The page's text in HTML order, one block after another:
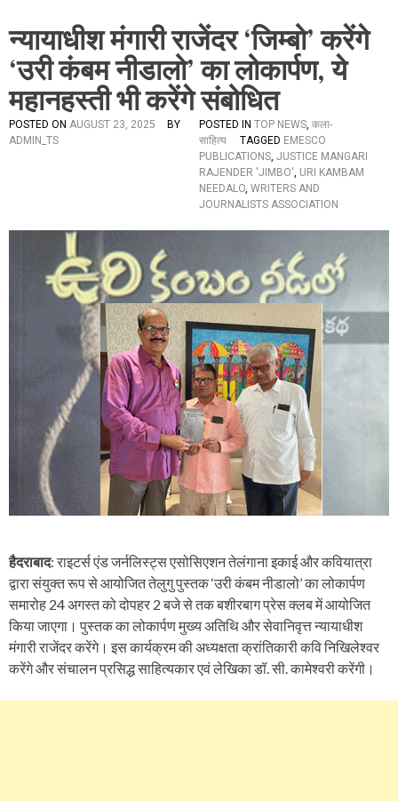
न्यायाधीश मंगारी राजेंदर ‘जिम्बो’ करेंगे
‘उरी कंबम नीडालो’ का लोकार्पण, ये
महानहस्ती भी करेंगे संबोधित
POSTED ON AUGUST 23, 2025
BY
ADMIN_TS
POSTED IN TOP NEWS, कला-
साहित्य
TAGGED EMESCO
PUBLICATIONS, JUSTICE MANGARI
RAJENDER 'JIMBO', URI KAMBAM
NEEDALO, WRITERS AND
JOURNALISTS ASSOCIATION
हैदराबाद: राइटर्स एंड जर्नलिस्ट्स एसोसिएशन तेलंगाना इकाई और कवियात्रा
द्वारा संयुक्त रूप से आयोजित तेलुगु पुस्तक ‘उरी कंबम नीडालो’ का लोकार्पण
समारोह 24 अगस्त को दोपहर 2 बजे से तक बशीरबाग प्रेस क्लब में आयोजित
किया जाएगा। पुस्तक का लोकार्पण मुख्य अतिथि और सेवानिवृत्त न्यायाधीश
मंगारी राजेंदर करेंगे। इस कार्यक्रम की अध्यक्षता क्रांतिकारी कवि निखिलेश्वर
करेंगे और संचालन प्रसिद्ध साहित्यकार एवं लेखिका डॉ. सी. कामेश्वरी करेंगी।